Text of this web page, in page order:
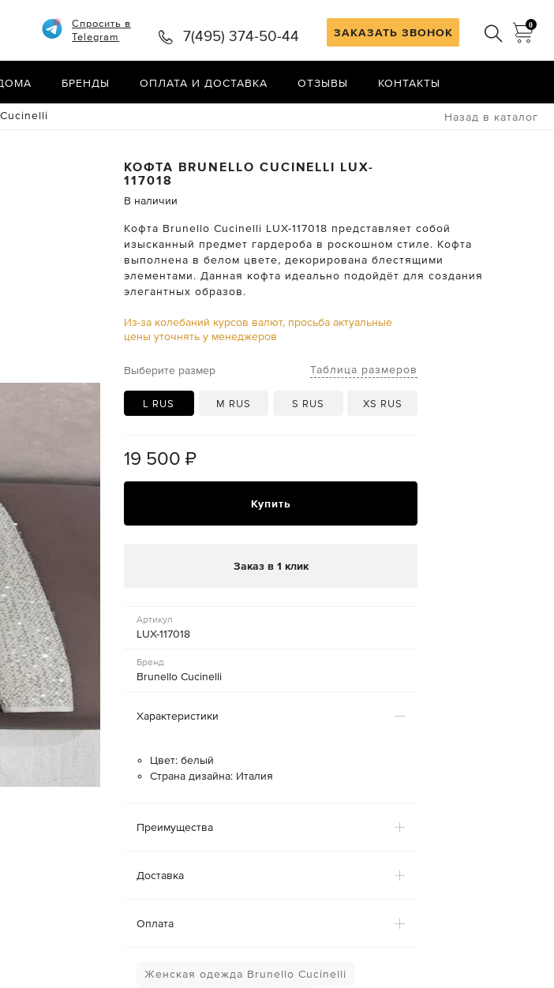
ЗАКАЗАТЬ ЗВОНОК
0
Спросить в
Telegram
7(495) 374-50-44
БРЕНДЫ ОПЛАТА И ДОСТАВКА ОТЗЫВЫ КОНТАКТЫ
Назад в каталог
КОФТА BRUNELLO CUCINELLI LUX-
117018
В наличии
Кофта Brunello Cucinelli LUX-117018 представляет собой
изысканный предмет гардероба в роскошном стиле. Кофта
выполнена в белом цвете, декорирована блестящими
элементами. Данная кофта идеально подойдёт для создания
элегантных образов.
Из-за колебаний курсов валют, просьба актуальные
цены уточнять у менеджеров
Выберите размер Таблица размеров
L RUS M RUS S RUS XS RUS
19 500 ₽
Купить
Заказ в 1 клик
Артикул
LUX-117018
Бренд
Brunello Cucinelli
Характеристики
Цвет: белый
Страна дизайна: Италия
Преимущества
Доставка
Оплата
Женская одежда Brunello Cucinelli